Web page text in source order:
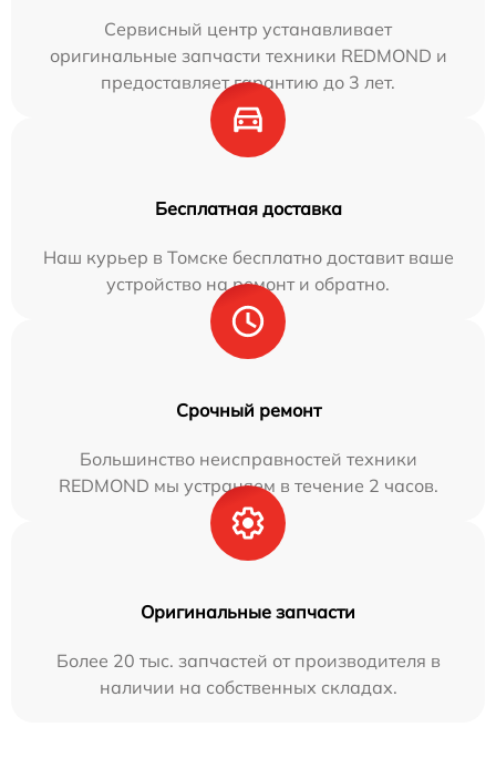
Сервисный центр устанавливает
оригинальные запчасти техники REDMOND и
предоставляет гарантию до 3 лет.
Бесплатная доставка
Наш курьер в Томске бесплатно доставит ваше
устройство на ремонт и обратно.
Срочный ремонт
Большинство неисправностей техники
REDMOND мы устраняем в течение 2 часов.
Оригинальные запчасти
Более 20 тыс. запчастей от производителя в
наличии на собственных складах.